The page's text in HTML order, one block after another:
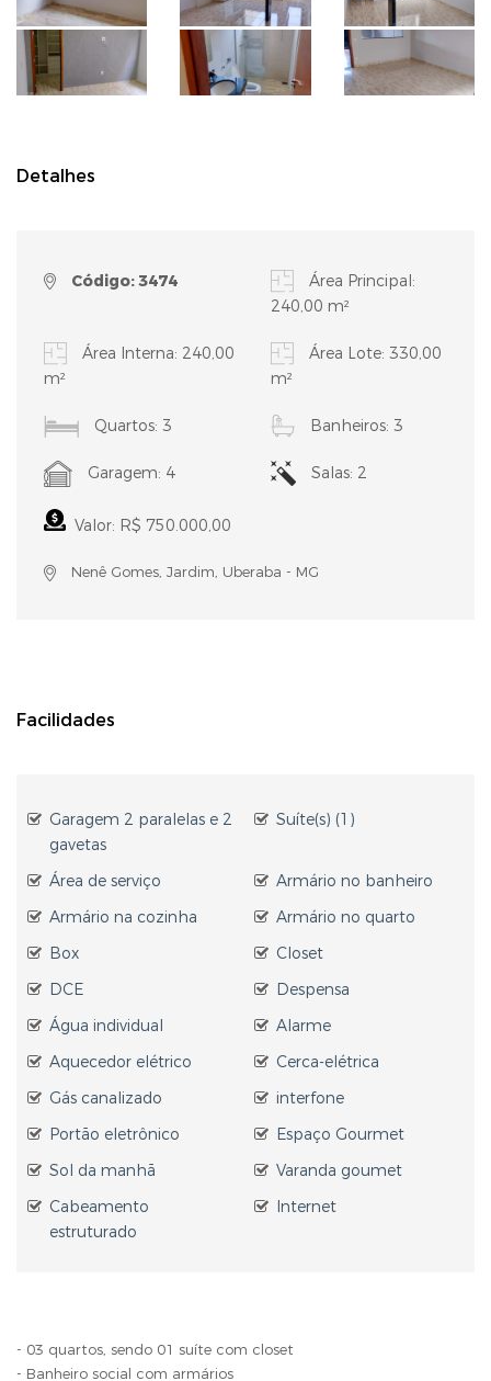
Detalhes
Código: 3474
Área Principal:
240,00 m²
Área Interna: 240,00
m²
Área Lote: 330,00
m²
Quartos: 3 Banheiros: 3
Garagem: 4 Salas: 2
Valor: R$ 750.000,00
Nenê Gomes, Jardim, Uberaba - MG
Facilidades
Garagem 2 paralelas e 2
gavetas
Suíte(s) (1)
Área de serviço
Armário no banheiro
Armário na cozinha
Armário no quarto
Box
Closet
DCE
Despensa
Água individual
Alarme
Aquecedor elétrico
Cerca-elétrica
Gás canalizado
interfone
Portão eletrônico
Espaço Gourmet
Sol da manhã
Varanda goumet
Cabeamento
estruturado
Internet
- 03 quartos, sendo 01 suíte com closet
- Banheiro social com armários